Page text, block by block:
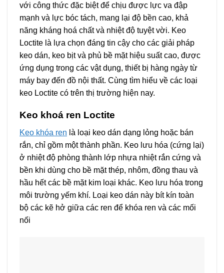
với công thức đặc biệt để chịu được lực va đập
mạnh và lực bóc tách, mang lại độ bền cao, khả
năng kháng hoá chất và nhiệt độ tuyệt vời. Keo
Loctite là lựa chọn đáng tin cậy cho các giải pháp
keo dán, keo bịt và phủ bề mặt hiệu suất cao, được
ứng dụng trong các vật dụng, thiết bị hàng ngày từ
máy bay đến đồ nội thất. Cùng tìm hiểu về các loại
keo Loctite có trên thị trường hiện nay.
Keo khoá ren Loctite
Keo khóa ren là loại keo dán dạng lỏng hoặc bán
rắn, chỉ gồm một thành phần. Keo lưu hóa (cứng lại)
ở nhiệt độ phòng thành lớp nhựa nhiệt rắn cứng và
bền khi dùng cho bề mặt thép, nhôm, đồng thau và
hầu hết các bề mặt kim loại khác. Keo lưu hóa trong
môi trường yếm khí. Loại keo dán này bít kín toàn
bộ các kẽ hở giữa các ren để khóa ren và các mối
nối